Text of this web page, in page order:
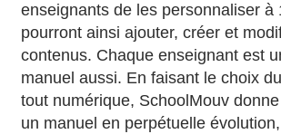
enseignants de les personnaliser à
pourront ainsi ajouter, créer et
contenus. Chaque enseignant est
manuel aussi. En faisant le choix du
tout numérique, SchoolMouv
un manuel en perpétuelle